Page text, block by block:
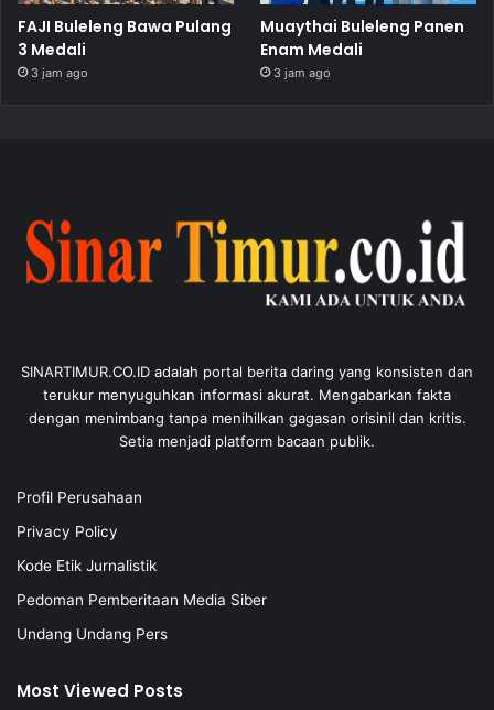
FAJI Buleleng Bawa Pulang
3 Medali
3 jam ago
Muaythai Buleleng Panen
Enam Medali
3 jam ago
SINARTIMUR.CO.ID adalah portal berita daring yang konsisten dan
terukur menyuguhkan informasi akurat. Mengabarkan fakta
dengan menimbang tanpa menihilkan gagasan orisinil dan kritis.
Setia menjadi platform bacaan publik.
Profil Perusahaan
Privacy Policy
Kode Etik Jurnalistik
Pedoman Pemberitaan Media Siber
Undang Undang Pers
Most Viewed Posts